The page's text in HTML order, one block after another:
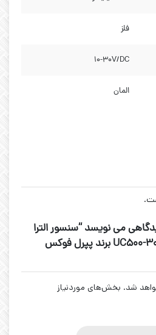
فلز
10-30V/DC
المان
می نویسد “سنسور الترا
سونیک UC500-30GM-IUR2-V15 برند پپرل فوکس
شد. بخش‌های موردنیاز